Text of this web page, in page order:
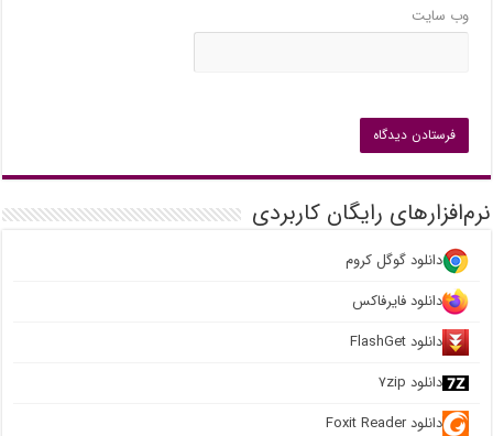
وب‌ سایت
نرم‌افزارهای رایگان کاربردی
دانلود گوگل کروم
دانلود فایرفاکس
دانلود FlashGet
دانلود ۷zip
دانلود Foxit Reader